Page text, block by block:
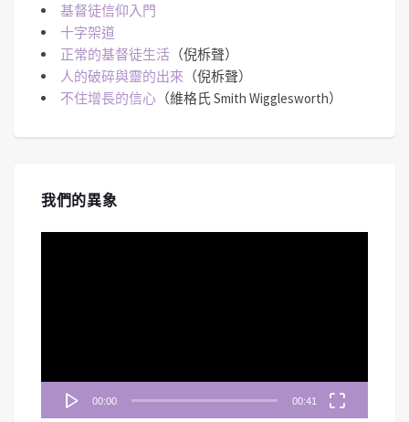
基督徒信仰入門
十字架道
正常的基督徒生活 （倪柝聲）
人的破碎與靈的出來 （倪柝聲）
不住增長的信心 （維格氏 Smith Wigglesworth）
我們的異象
00:00 00:41